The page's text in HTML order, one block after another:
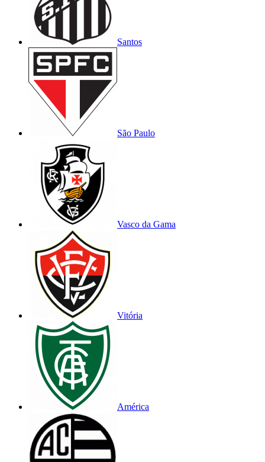
Santos
São Paulo
Vasco da Gama
Vitória
América